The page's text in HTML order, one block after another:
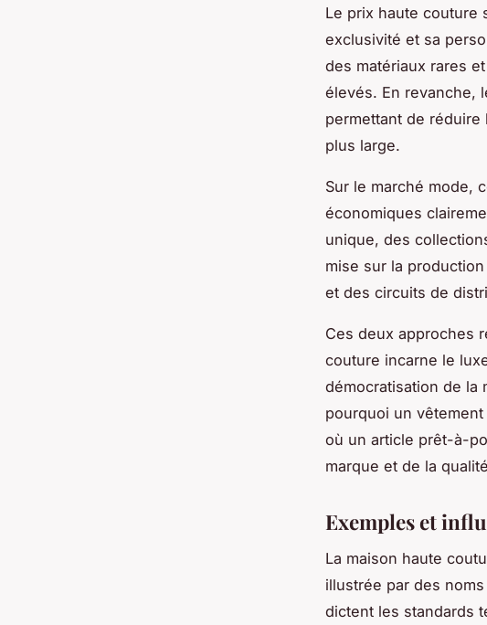
Le prix haute couture
exclusivité et sa
des matériaux rares
élevés. En revanche,
permettant de réduire
plus large.
Sur le marché mode,
économiques
unique, des
mise sur la
et des circuits de
Ces deux approches
couture incarne le
démocratisation de la
pourquoi un
où un article prêt-à-
marque et de la
Exemples et
La maison haute
illustrée par des
dictent les standards